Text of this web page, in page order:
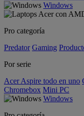
Windows
Pro categoría
Predator Gaming
Por serie
Acer Aspire todo en uno
Chromebox Mini PC
Windows